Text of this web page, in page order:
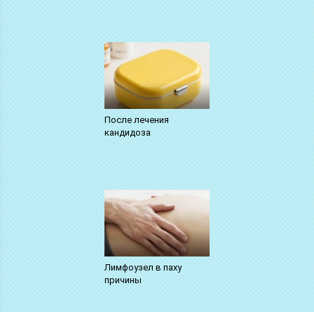
После лечения
кандидоза
Лимфоузел в паху
причины